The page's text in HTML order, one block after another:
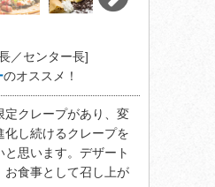
／センター長]
のオススメ！
定クレープがあり、変
化し続けるクレープを
と思います。デザート
お食事として召し上が